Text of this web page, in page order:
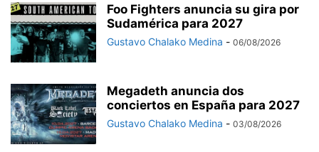
Foo Fighters anuncia su gira por
Sudamérica para 2027
Gustavo Chalako Medina - 06/08/2026
Megadeth anuncia dos
conciertos en España para 2027
Gustavo Chalako Medina - 03/08/2026